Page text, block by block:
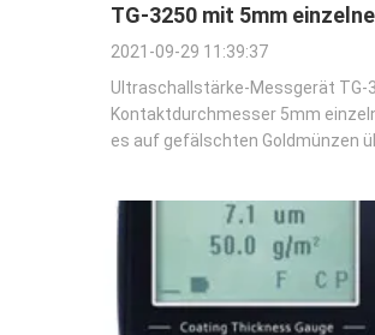
TG-3250 mit 5mm
Elementsonde prüft
2021-09-29 11:39:37
Ultraschallstärke-Messgerät TG-
Kontaktdurchmesser 5mm
es auf gefälschten Goldmünzen
3250 erlaubt manuelle Einstellung
Geschwindigkeit. TG...